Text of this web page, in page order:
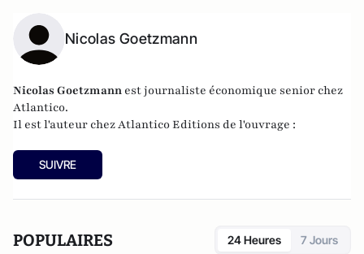
Nicolas Goetzmann
Nicolas Goetzmann est journaliste économique senior chez
Atlantico.
Il est l'auteur chezAtlantico Editions de l'ouvrage :
SUIVRE
POPULAIRES 24 Heures 7 Jours